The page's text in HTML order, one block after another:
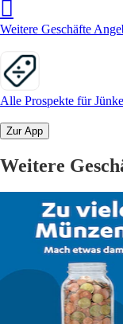
Weitere Geschäfte
Alle Prospekte für
Zur App
Weitere